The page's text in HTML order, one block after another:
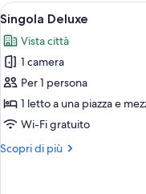
Apri
tutte
le
foto
per
Singola
Deluxe
10
Singola Deluxe
Vista città
1 camera
Per 1 persona
1 letto a una piazza e
Wi-Fi gratuito
Scopri di più
Altri